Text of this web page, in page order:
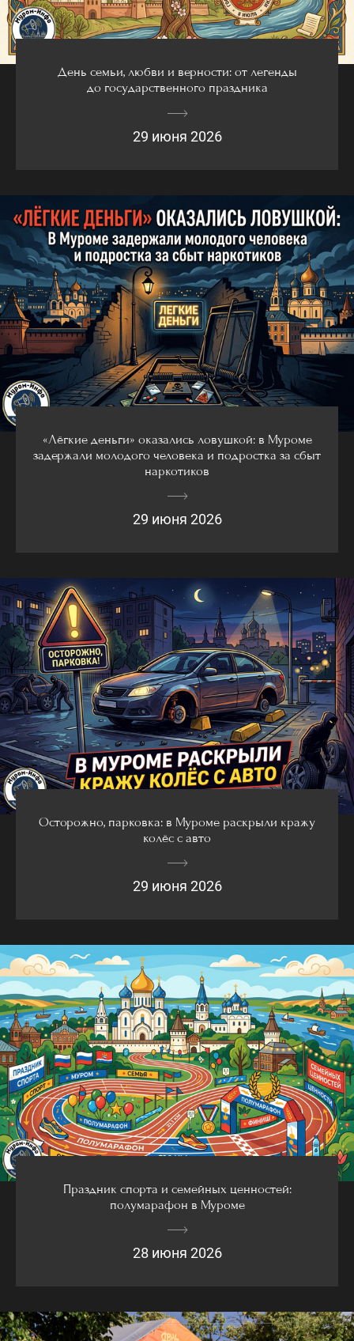
День семьи, любви и верности: от легенды
до государственного праздника
29 июня 2026
«Лёгкие деньги» оказались ловушкой: в Муроме
задержали молодого человека и подростка за сбыт
наркотиков
29 июня 2026
Осторожно, парковка: в Муроме раскрыли кражу
колёс с авто
29 июня 2026
Праздник спорта и семейных ценностей:
полумарафон в Муроме
28 июня 2026